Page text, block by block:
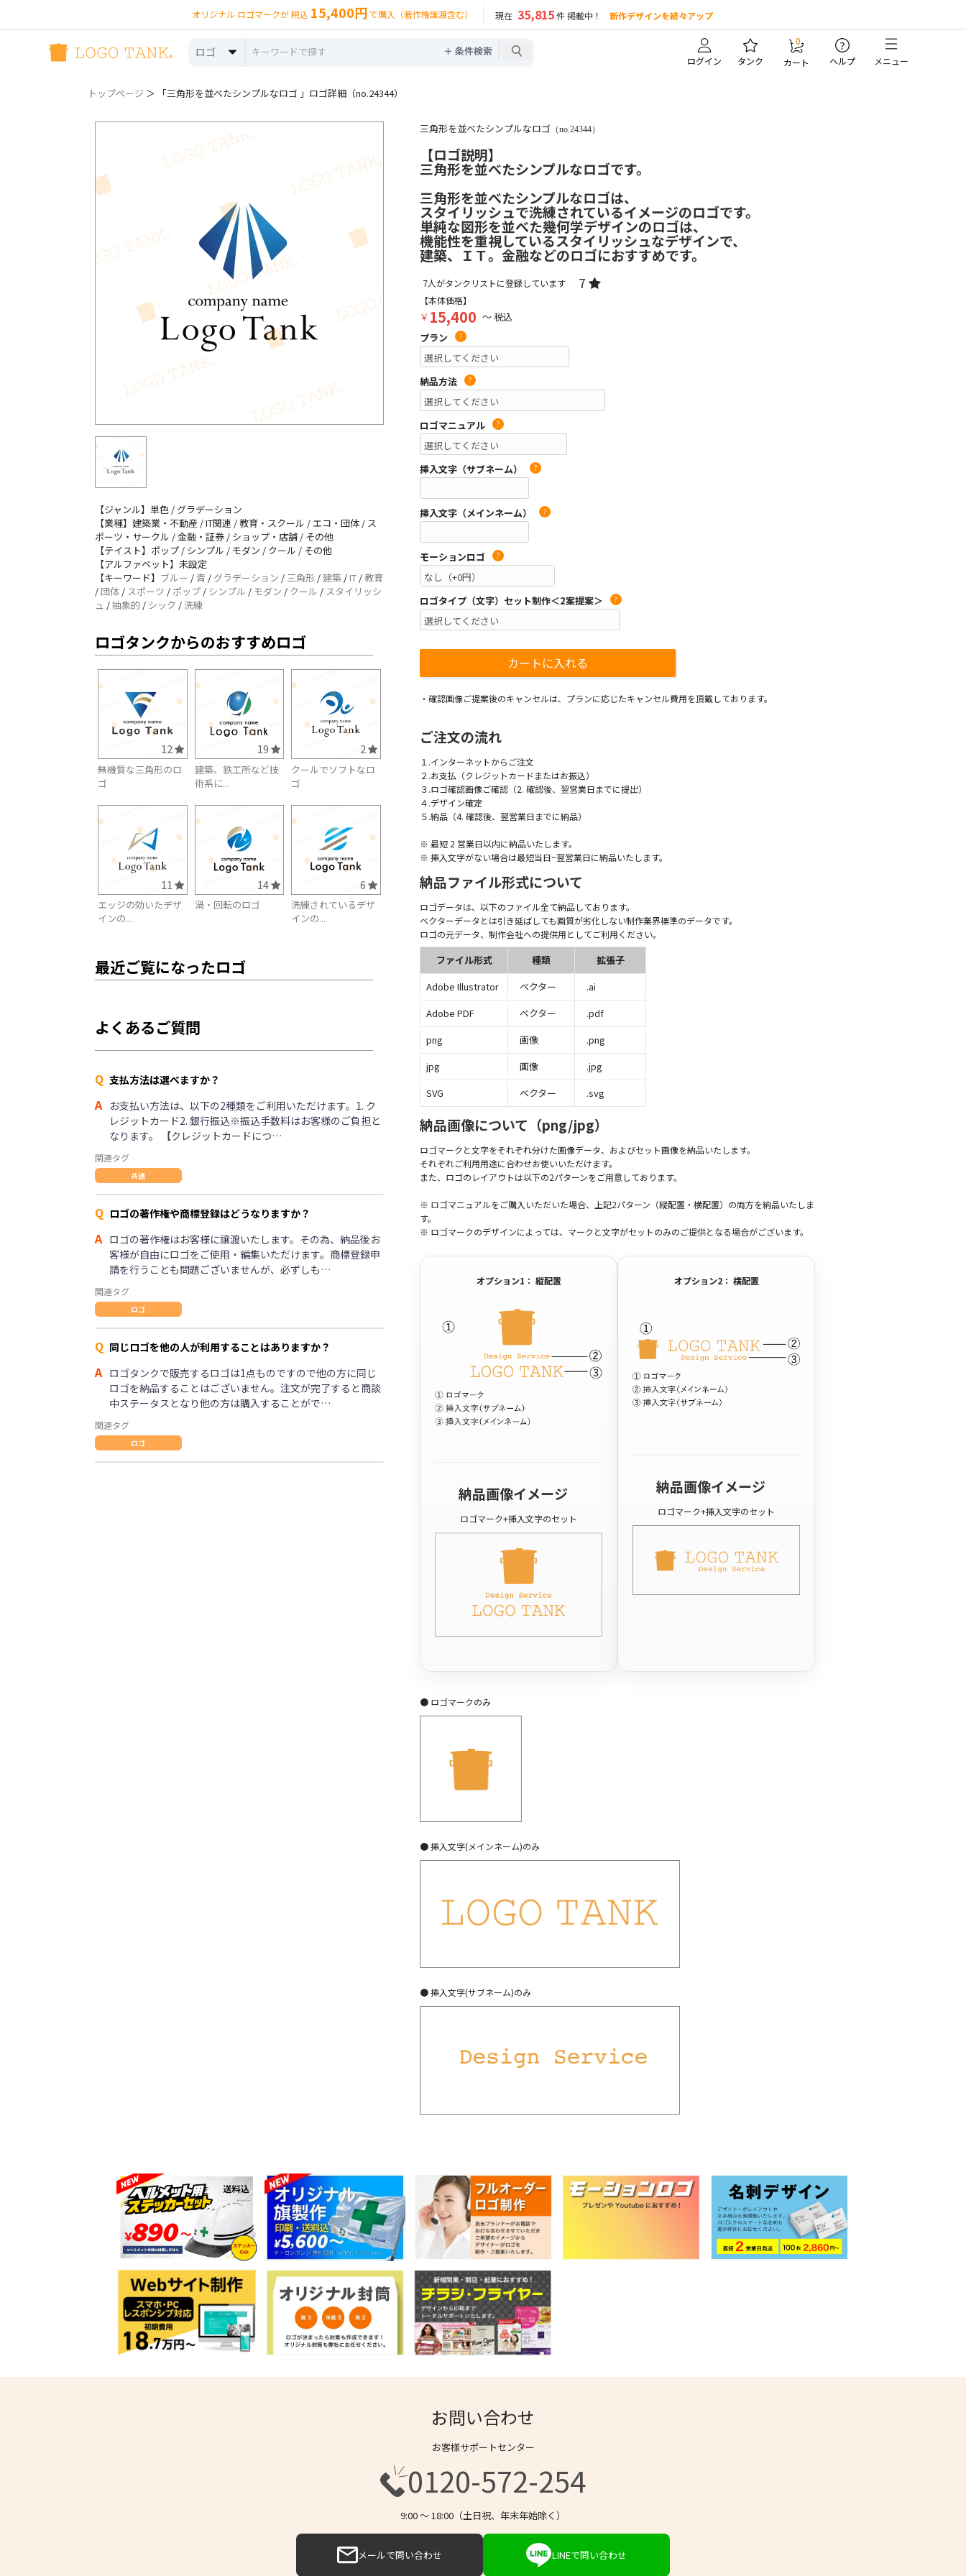
オリジナル ロゴマークが 税込 15,400円 で購入（著作権譲渡含む） 現在 35,815件 掲載中！ 新作デザインを続々アップ
ロゴ ＋ 条件検索
ログイン タンク
0
カート
?
ヘルプ メニュー
トップページ ＞ 「三角形を並べたシンプルなロゴ 」ロゴ詳細（no.24344）
【ジャンル】単色 / グラデーション
【業種】建築業・不動産 / IT関連 / 教育・スクール / エコ・団体 / ス
ポーツ・サークル / 金融・証券 / ショップ・店舗 / その他
【テイスト】ポップ / シンプル / モダン / クール / その他
【アルファベット】未設定
【キーワード】 ブルー / 青 / グラデーション / 三角形 /建築 /IT / 教育
/団体 / スポーツ / ポップ / シンプル / モダン / クール / スタイリッシ
ュ /抽象的 / シック /洗練
ロゴタンクからのおすすめロゴ
12
無機質な三角形のロ
ゴ
19
建築、鉄工所など技
術系に...
2
クールでソフトなロ
ゴ
11
エッジの効いたデザ
インの...
14
渦・回転のロゴ
6
洗練されているデザ
インの...
最近ご覧になったロゴ
よくあるご質問
Q 支払方法は選べますか？
A お支払い方法は、以下の2種類をご利用いただけます。1. ク
レジットカード2. 銀行振込※振込手数料はお客様のご負担と
なります。 【クレジットカードにつ…
関連タグ
共通
Q ロゴの著作権や商標登録はどうなりますか？
A ロゴの著作権はお客様に譲渡いたします。その為、納品後お
客様が自由にロゴをご使用・編集いただけます。商標登録申
請を行うことも問題ございませんが、必ずしも…
関連タグ
ロゴ
Q 同じロゴを他の人が利用することはありますか？
A ロゴタンクで販売するロゴは1点ものですので他の方に同じ
ロゴを納品することはございません。注文が完了すると商談
中ステータスとなり他の方は購入することがで…
関連タグ
ロゴ
三角形を並べたシンプルなロゴ （no.24344）
【ロゴ説明】
三角形を並べたシンプルなロゴです。
三角形を並べたシンプルなロゴは、
スタイリッシュで洗練されているイメージのロゴです。
単純な図形を並べた幾何学デザインのロゴは、
機能性を重視しているスタイリッシュなデザインで、
建築、ＩＴ。金融などのロゴにおすすめです。
7人がタンクリストに登録しています 7
【本体価格】
￥ 15,400 ～ 税込
プラン
?
納品方法 ?
ロゴマニュアル ?
挿入文字（サブネーム） ?
挿入文字（メインネーム） ?
モーションロゴ ?
ロゴタイプ（文字）セット制作＜2案提案＞ ?
・確認画像ご提案後のキャンセルは、プランに応じたキャンセル費用を頂戴しております。
ご注文の流れ
１.インターネットからご注文
２.お支払（クレジットカードまたはお振込）
３.ロゴ確認画像ご確認（2. 確認後、翌営業日までに提出）
４.デザイン確定
５.納品（4. 確認後、翌営業日までに納品）
※ 最短 2 営業日以内に納品いたします。
※ 挿入文字がない場合は最短当日~翌営業日に納品いたします。
納品ファイル形式について
ロゴデータは、以下のファイル全て納品しております。
ベクターデータとは引き延ばしても画質が劣化しない制作業界標準のデータです。
ロゴの元データ、制作会社への提供用としてご利用ください。
ファイル形式 種類
拡張子
Adobe Illustrator
ベクター
.ai
Adobe PDF
ベクター
.pdf
png
画像
.png
jpg
画像
.jpg
SVG
ベクター .svg
納品画像について（png/jpg）
ロゴマークと文字をそれぞれ分けた画像データ、およびセット画像を納品いたします。
それぞれご利用用途に合わせお使いいただけます。
また、ロゴのレイアウトは以下の2パターンをご用意しております。
※ ロゴマニュアルをご購入いただいた場合、上記2パターン（縦配置・横配置）の両方を納品いたしま
す。
※ ロゴマークのデザインによっては、マークと文字がセットのみのご提供となる場合がございます。
オプション1： 縦配置
納品画像イメージ
ロゴマーク+挿入文字のセット
オプション2： 横配置
納品画像イメージ
ロゴマーク+挿入文字のセット
● ロゴマークのみ
● 挿入文字(メインネーム)のみ
● 挿入文字(サブネーム)のみ
お問い合わせ
お客様サポートセンター
0120-572-254
9:00 〜 18:00（土日祝、年末年始除く）
メールで問い合わせ LINEで問い合わせ